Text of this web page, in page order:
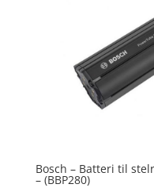
Bosch – Batteri til
– (BBP280)